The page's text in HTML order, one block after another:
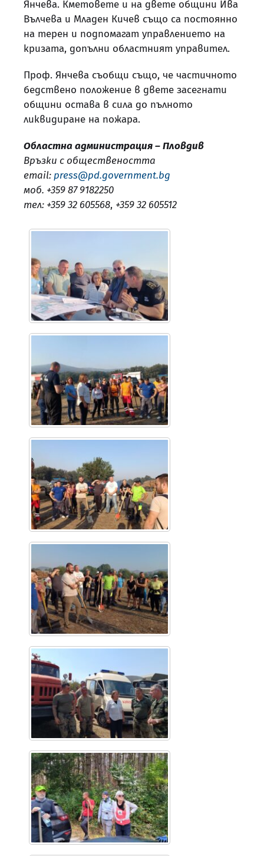
Янчева. Кметовете и на двете общини Ива
Вълчева и Младен Кичев също са постоянно
на терен и подпомагат управлението на
кризата, допълни областният управител.
Проф. Янчева съобщи също, че частичното
бедствено положение в двете засегнати
общини остава в сила до пълното
ликвидиране на пожара.
Областна администрация – Пловдив
Връзки с обществеността
email: press@pd.government.bg
моб. +359 87 9182250
тел: +359 32 605568, +359 32 605512